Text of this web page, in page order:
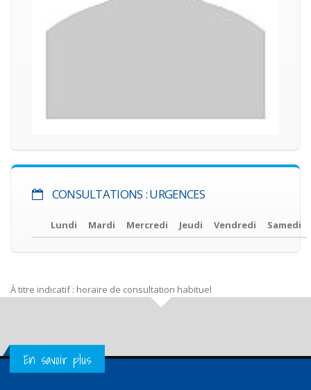
CONSULTATIONS : URGENCES
Lundi Mardi Mercredi Jeudi Vendredi Samedi
À titre indicatif : horaire de consultation habituel
Get in Touch
En savoir plus